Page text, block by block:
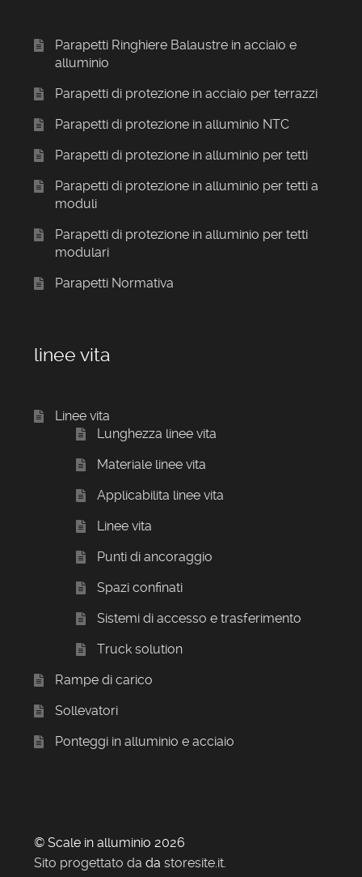
Parapetti Ringhiere Balaustre in acciaio e
alluminio
Parapetti di protezione in acciaio per terrazzi
Parapetti di protezione in alluminio NTC
Parapetti di protezione in alluminio per tetti
Parapetti di protezione in alluminio per tetti a
moduli
Parapetti di protezione in alluminio per tetti
modulari
Parapetti Normativa
linee vita
Linee vita
Lunghezza linee vita
Materiale linee vita
Applicabilita linee vita
Linee vita
Punti di ancoraggio
Spazi confinati
Sistemi di accesso e trasferimento
Truck solution
Rampe di carico
Sollevatori
Ponteggi in alluminio e acciaio
© Scale in alluminio 2026
Sito progettato da da storesite.it.